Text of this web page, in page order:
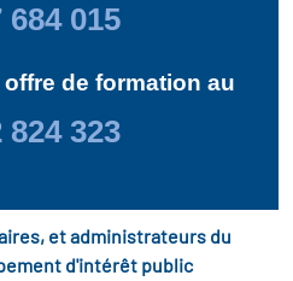
684 015
de formation au
824 323
et administrateurs du
d'intérêt public